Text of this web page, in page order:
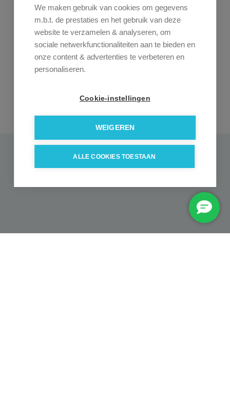
We maken gebruik van cookies om gegevens
m.b.t. de prestaties en het gebruik van deze
website te verzamelen & analyseren, om
sociale netwerkfunctionaliteiten aan te bieden en
onze content & advertenties te verbeteren en
personaliseren.
Cookie-instellingen
WEIGEREN
ALLE COOKIES TOESTAAN